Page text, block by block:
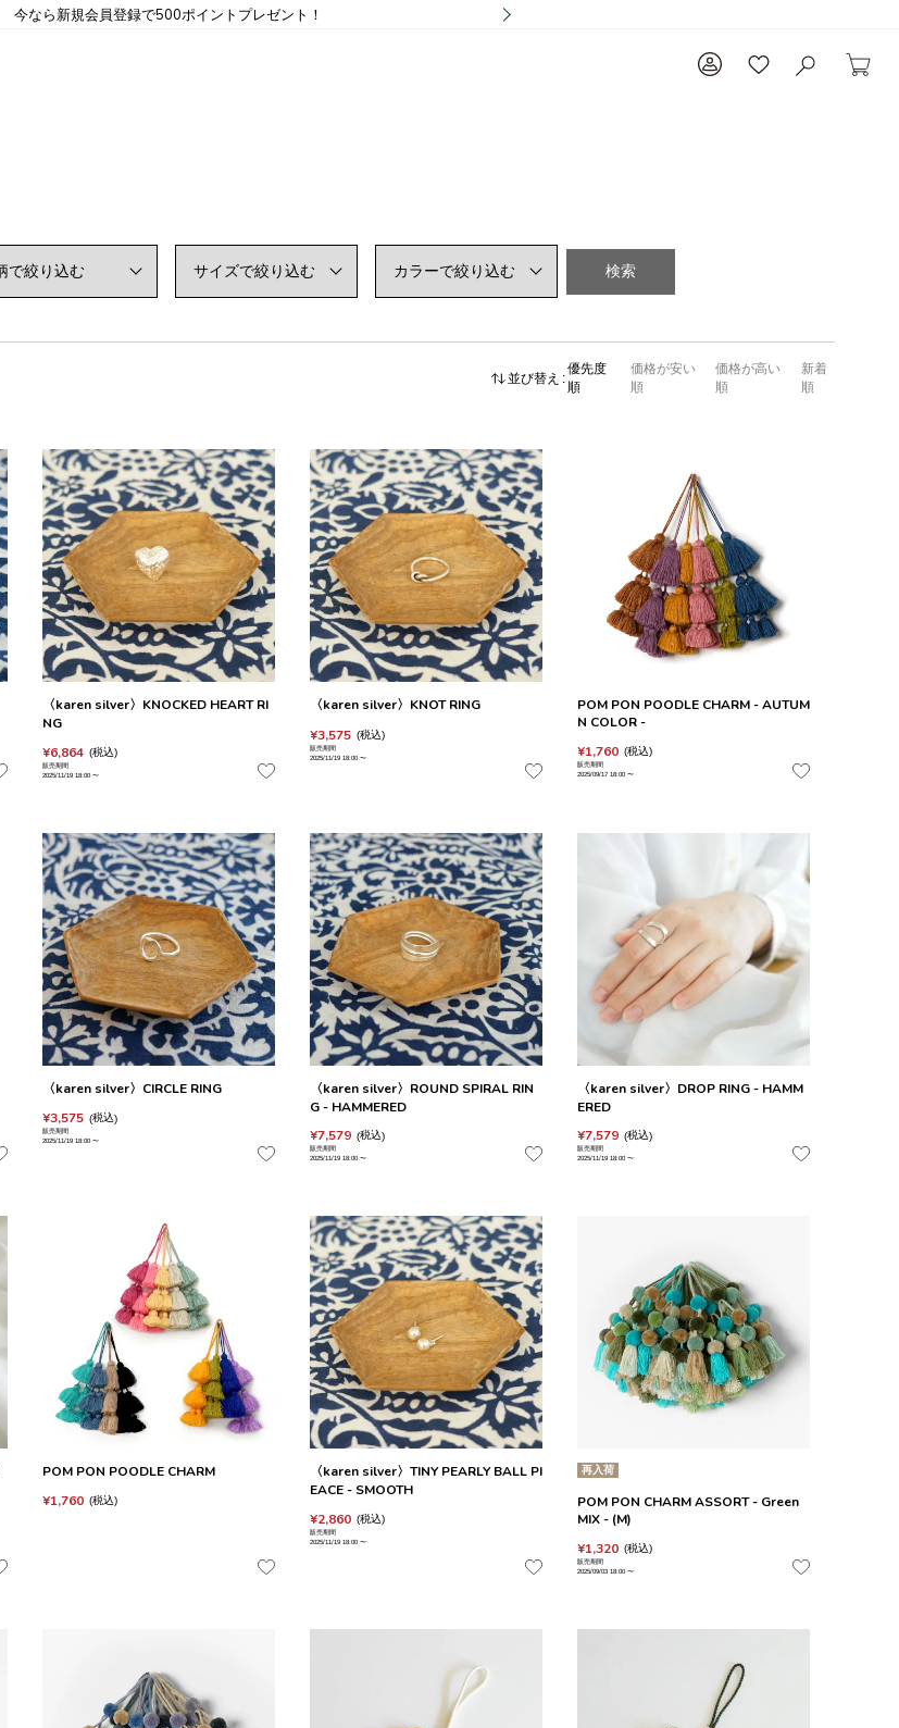
今なら新規会員登録で500ポイントプレゼント！
検索
並び替え
優先度
順
価格が安い
順
価格が高い
順
新着
順
〈karen silver〉KNOCKED HEART RI
NG
¥6,864 税込
販売期間
2025/11/19 18:00 〜
〈karen silver〉KNOT RING
¥3,575 税込
販売期間
2025/11/19 18:00 〜
POM PON POODLE CHARM - AUTUM
N COLOR -
¥1,760 税込
販売期間
2025/09/17 18:00 〜
〈karen silver〉CIRCLE RING
¥3,575 税込
販売期間
2025/11/19 18:00 〜
〈karen silver〉ROUND SPIRAL RIN
G - HAMMERED
¥7,579 税込
販売期間
2025/11/19 18:00 〜
〈karen silver〉DROP RING - HAMM
ERED
¥7,579 税込
販売期間
2025/11/19 18:00 〜
POM PON POODLE CHARM
¥1,760 税込
〈karen silver〉TINY PEARLY BALL PI
EACE - SMOOTH
¥2,860 税込
販売期間
2025/11/19 18:00 〜
再入荷
POM PON CHARM ASSORT - Green
MIX - (M)
¥1,320 税込
販売期間
2025/09/03 18:00 〜